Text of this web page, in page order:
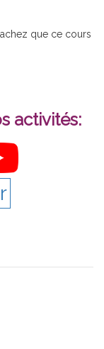
que ce cours
activités: